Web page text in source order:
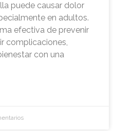
puede causar dolor
en adultos.
efectiva de prevenir
complicaciones,
con una